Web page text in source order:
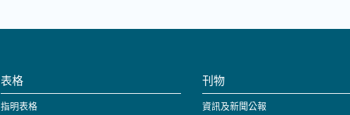
表格
指明表格
刊物
資訊及新聞公報